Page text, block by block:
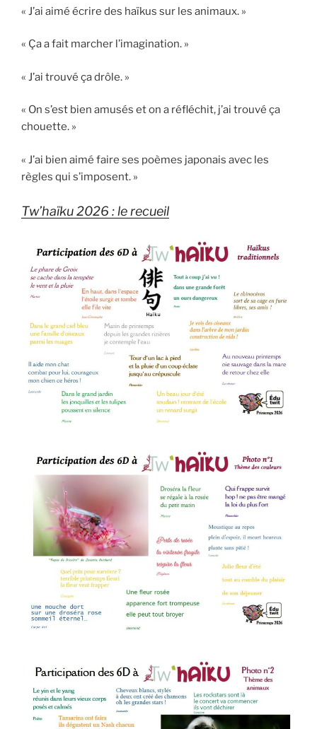
« J’ai aimé écrire des haïkus sur les animaux. »
« Ça a fait marcher l’imagination. »
« J’ai trouvé ça drôle. »
« On s’est bien amusés et on a réfléchit, j’ai trouvé ça
chouette. »
« J’ai bien aimé faire ses poèmes japonais avec les
règles qui s’imposent. »
Tw’haïku 2026 : le recueil